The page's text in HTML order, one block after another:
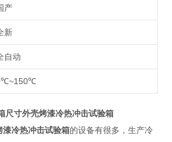
产
新
自动
尺寸外壳烤漆冷热冲击试验箱
漆冷热冲击试验箱的设备有很多，生产冷